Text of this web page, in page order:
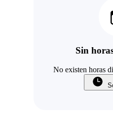
Sin
No existen horas